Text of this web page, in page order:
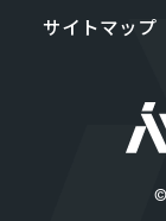
サイトマップ